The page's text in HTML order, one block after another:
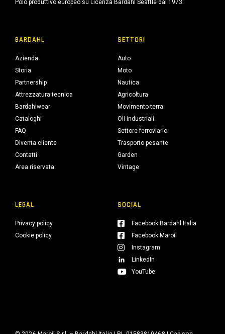
Polo produttivo europeo su Licenza Bardahl Seattle dal 1973.
BARDAHL
Azienda
Storia
Partnership
Attrezzatura tecnica
Bardahlwear
Cataloghi
FAQ
Diventa cliente
Contatti
Area riservata
SETTORI
Auto
Moto
Nautica
Agricoltura
Movimento terra
Oli industriali
Settore ferroviario
Trasporto pesante
Garden
Vintage
LEGAL
Privacy policy
Cookie policy
SOCIAL
Facebook Bardahl Italia
Facebook Maroil
Instagram
LinkedIn
YouTube